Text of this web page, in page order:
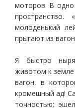
моторов. В одно
молоденький
прыгают из
Я быстро
животом к земле
вагон, в
кромешный ад!
точностью;